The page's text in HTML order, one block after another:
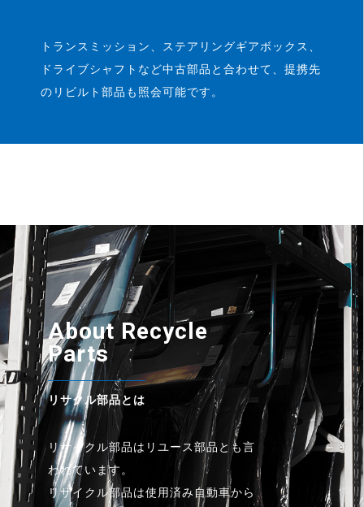
トランスミッション、ステアリングギアボックス、
ドライブシャフトなど中古部品と合わせて、提携先
のリビルト部品も照会可能です。
About Recycle
Parts
リサクル部品とは
リサイクル部品はリユース部品とも言
われています。
リサイクル部品は使用済み自動車から